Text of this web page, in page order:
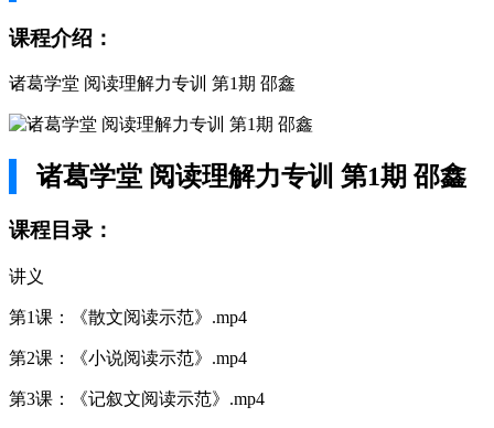
课程介绍：
诸葛学堂 阅读理解力专训 第1期 邵鑫
诸葛学堂 阅读理解力专训 第1期 邵鑫
课程目录：
讲义
第1课：《散文阅读示范》.mp4
第2课：《小说阅读示范》.mp4
第3课：《记叙文阅读示范》.mp4